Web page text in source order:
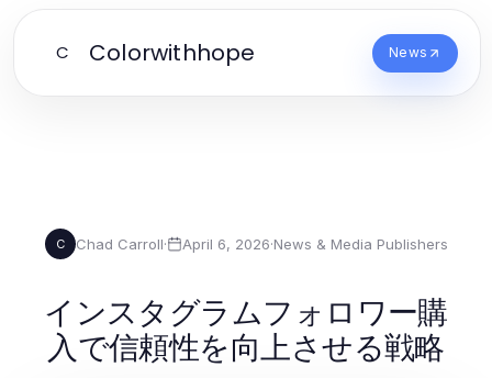
C Colorwithhope News
C Chad Carroll· April 6, 2026·News & Media Publishers
インスタグラムフォロワー購
入で信頼性を向上させる戦略